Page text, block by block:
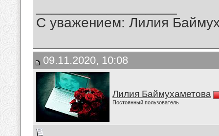
С уважением: Лилия
09.11.2020, 10:08
Лилия Баймухаметова
Постоянный пользователь